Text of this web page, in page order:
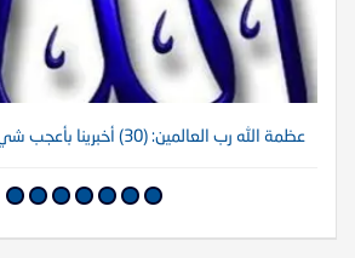
عظمة الله رب العالمين: (30) أخبرينا بأعجب شيء رأيته من رسول الله